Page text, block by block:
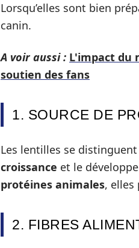
Lorsqu’elles sont bien
canin.
A voir aussi : L'impact du
soutien des fans
1. SOURCE DE
Les lentilles se
croissance et le
protéines animales, elles
2. FIBRES